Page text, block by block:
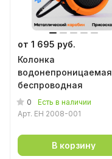
от 1 695 руб.
Колонка
водонепроницаемая
беспроводная
0
Есть в наличии
Арт. EH 2008-001
В корзину